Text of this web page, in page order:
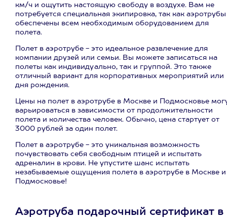
км/ч и ощутить настоящую свободу в воздухе. Вам не
потребуется специальная экипировка, так как аэротрубы
обеспечены всем необходимым оборудованием для
полета.
Полет в аэротрубе - это идеальное развлечение для
компании друзей или семьи. Вы можете записаться на
полеты как индивидуально, так и группой. Это также
отличный вариант для корпоративных мероприятий или
дня рождения.
Цены на полет в аэротрубе в Москве и Подмосковье
варьироваться в зависимости от продолжительности
полета и количества человек. Обычно, цена стартует от
3000 рублей за один полет.
Полет в аэротрубе - это уникальная возможность
почувствовать себя свободным птицей и испытать
адреналин в крови. Не упустите шанс испытать
незабываемые ощущения полета в аэротрубе в Москве и
Подмосковье!
Аэротруба подарочный сертификат в